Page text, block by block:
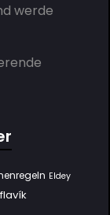
werde
Eldey